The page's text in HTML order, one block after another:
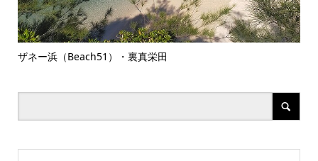
ザネー浜（Beach51）・裏真栄田